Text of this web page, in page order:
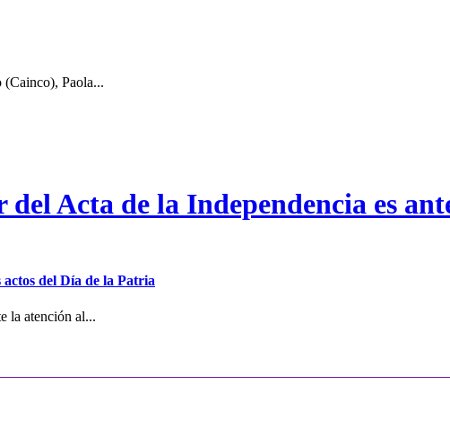
Paola...
Acta de la Independencia es
del Día de la Patria
la atención al...